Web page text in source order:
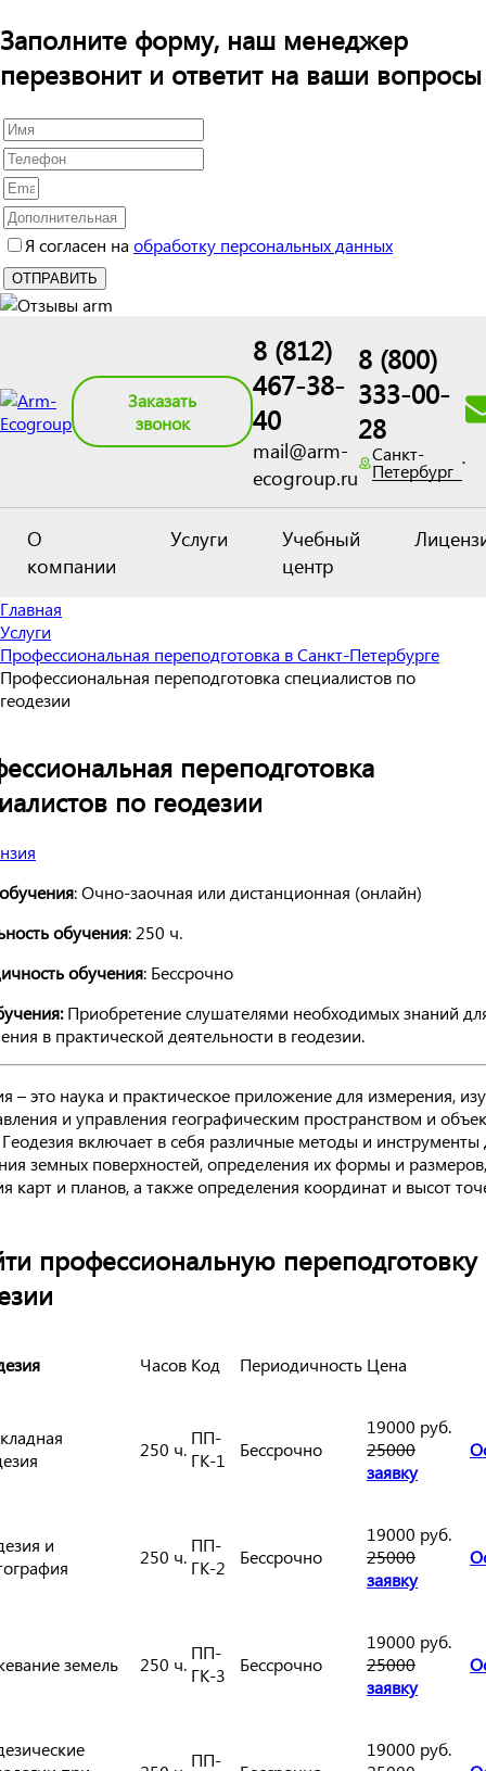
Заполните форму, наш менеджер
перезвонит и ответит на ваши вопросы
Я согласен на обработку персональных данных
Заказать
звонок
8 (812)
467-38-
40
mail@arm-
ecogroup.ru
8 (800)
333-00-
28
Санкт-
Петербург
О
компании
Услуги
Учебный
центр
Главная
Услуги
Профессиональная переподготовка в Санкт-Петербурге
Профессиональная переподготовка специалистов по
геодезии
переподготовка
по геодезии
: Очно-заочная или дистанционная (онлайн)
обучения: 250 ч.
обучения: Бессрочно
Приобретение слушателями необходимых знаний
в практической деятельности в геодезии.
– это наука и практическое приложение для измерения,
и управления географическим пространством и
включает в себя различные методы и инструменты
земных поверхностей, определения их формы и размеров,
карт и планов, а также определения координат и высот
профессиональную переподготовку
Часов Код Периодичность Цена
250 ч.
ПП-
ГК-1
Бессрочно
19000 руб.
25000
заявку
и
250 ч.
ПП-
ГК-2
Бессрочно
19000 руб.
25000
заявку
земель 250 ч.
ПП-
ГК-3
Бессрочно
19000 руб.
25000
заявку
ПП-
19000 руб.